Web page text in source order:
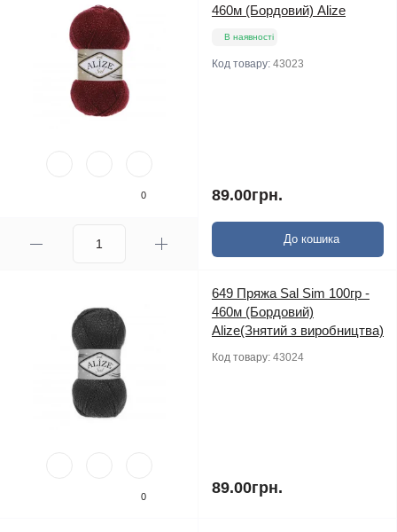
0
460м (Бордовий) Alize
В наявності
Код товару: 43023
89.00грн.
До кошика
0
649 Пряжа Sal Sim 100гр -
460м (Бордовий)
Alize(Знятий з виробництва)
Код товару: 43024
89.00грн.